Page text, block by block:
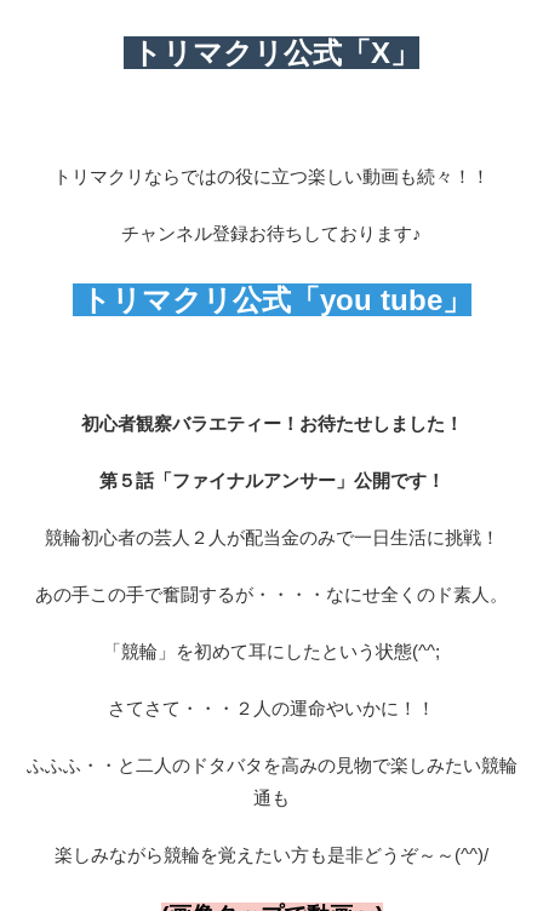
トリマクリ公式「X」
トリマクリならではの役に立つ楽しい動画も続々！！
チャンネル登録お待ちしております♪
トリマクリ公式「you tube」
初心者観察バラエティー！お待たせしました！
第５話「ファイナルアンサー」公開です！
競輪初心者の芸人２人が配当金のみで一日生活に挑戦！
あの手この手で奮闘するが・・・・なにせ全くのド素人。
「競輪」を初めて耳にしたという状態(^^;
さてさて・・・２人の運命やいかに！！
ふふふ・・と二人のドタバタを高みの見物で楽しみたい競輪
通も
楽しみながら競輪を覚えたい方も是非どうぞ～～(^^)/